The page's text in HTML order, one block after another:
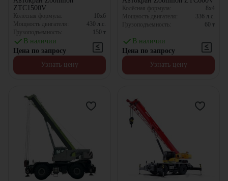
ZTC1500V
Колёсная формула:
10x6
Мощность двигателя:
430 л.с.
Грузоподъемность:
150 т
В наличии
Цена по запросу
Узнать цену
Колёсная формула:
8x4
Мощность двигателя:
336 л.с.
Грузоподъемность:
60 т
В наличии
Цена по запросу
Узнать цену